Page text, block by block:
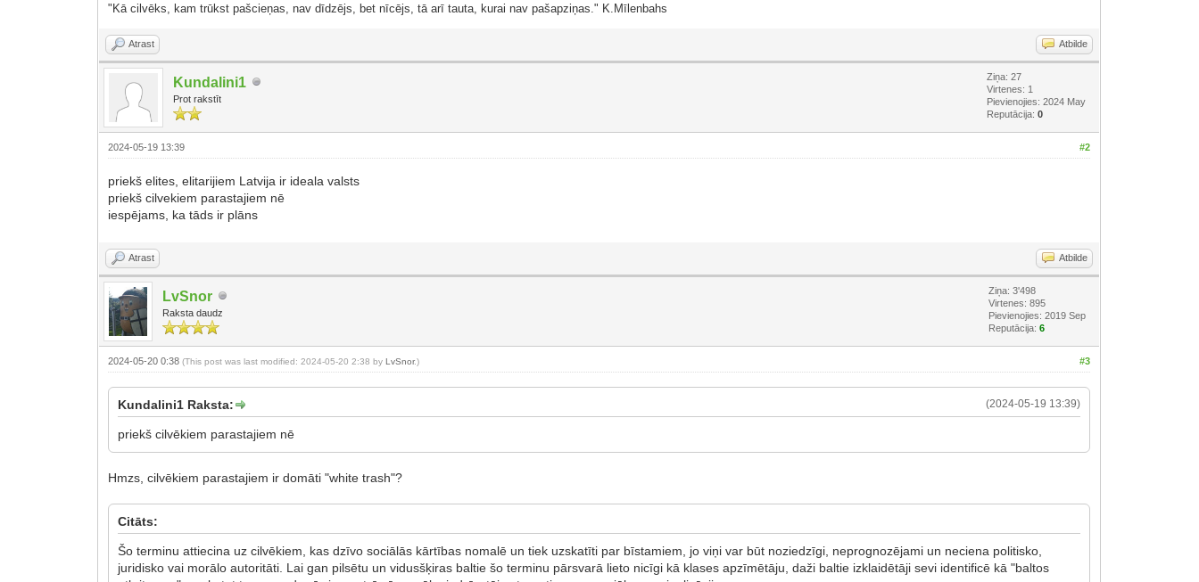
"Kā cilvēks, kam trūkst pašcieņas, nav dīdzējs, bet nīcējs, tā arī tauta, kurai nav pašapziņas." K.Mīlenbahs
Atrast Atbilde
Kundalini1
Prot rakstīt
Ziņa: 27
Virtenes: 1
Pievienojies: 2024 May
Reputācija:0
#2
2024-05-19 13:39
priekš elites, elitarijiem Latvija ir ideala valsts
priekš cilvekiem parastajiem nē
iespējams, ka tāds ir plāns
Atrast Atbilde
LvSnor
Raksta daudz
Ziņa: 3'498
Virtenes: 895
Pievienojies: 2019 Sep
Reputācija:6
#3
2024-05-20 0:38(This post was last modified: 2024-05-20 2:38 byLvSnor.)
(2024-05-19 13:39)
Kundalini1 Raksta:
priekš cilvēkiem parastajiem nē
Hmzs, cilvēkiem parastajiem ir domāti "white trash"?
Citāts:
Šo terminu attiecina uz cilvēkiem, kas dzīvo sociālās kārtības nomalē un tiek uzskatīti par bīstamiem, jo viņi var būt noziedzīgi, neprognozējami un neciena politisko,
juridisko vai morālo autoritāti. Lai gan pilsētu un vidusšķiras baltie šo terminu pārsvarā lieto nicīgi kā klases apzīmētāju, daži baltie izklaidētāji sevi identificē kā "baltos